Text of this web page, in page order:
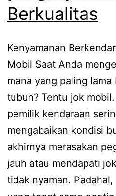
Berkualitas
Kenyamanan
Mobil Saat Anda
mana yang paling
tubuh? Tentu jok
pemilik kendaraan
mengabaikan kondisi
akhirnya merasakan
jauh atau mendapati
tidak nyaman.